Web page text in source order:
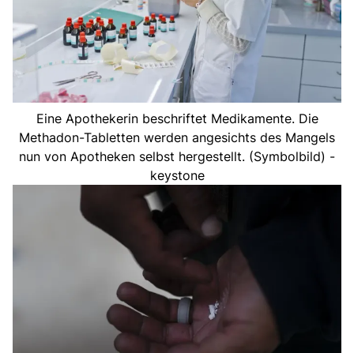
Eine Apothekerin beschriftet Medikamente. Die
Methadon-Tabletten werden angesichts des Mangels
nun von Apotheken selbst hergestellt. (Symbolbild) -
keystone